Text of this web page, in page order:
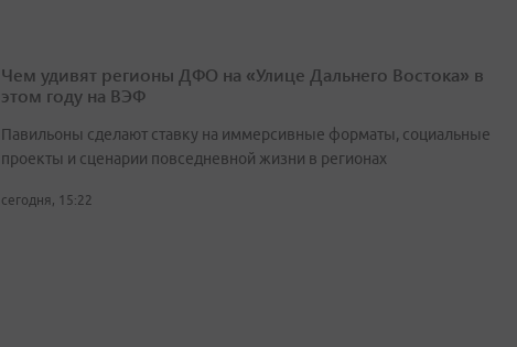
Чем удивят регионы ДФО на «Улице Дальнего Востока» в
этом году на ВЭФ
Павильоны сделают ставку на иммерсивные форматы, социальные
проекты и сценарии повседневной жизни в регионах
сегодня, 15:22